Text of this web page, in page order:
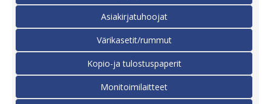
Asiakirjatuhoojat
Värikasetit/rummut
Kopio-ja tulostuspaperit
Monitoimilaitteet